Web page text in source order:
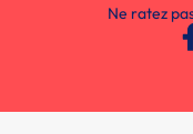
Ne ratez